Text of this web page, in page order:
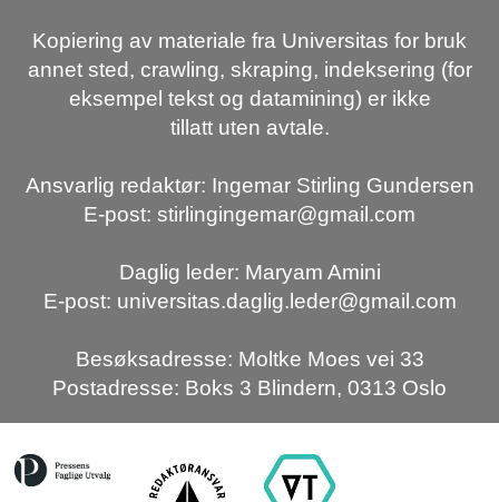
Kopiering av materiale fra Universitas for bruk
annet sted, crawling, skraping, indeksering (for
eksempel tekst og datamining) er ikke
tillatt uten avtale.
Ansvarlig redaktør: Ingemar Stirling Gundersen
E-post: stirlingingemar@gmail.com
Daglig leder: Maryam Amini
E-post: universitas.daglig.leder@gmail.com
Besøksadresse: Moltke Moes vei 33
Postadresse: Boks 3 Blindern, 0313 Oslo